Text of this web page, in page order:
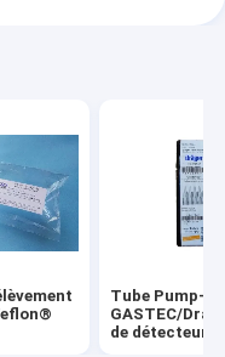
Tube Pump-
GASTEC/
de détecteur